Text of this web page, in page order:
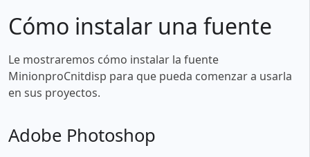
Cómo instalar una fuente
Le mostraremos cómo instalar la fuente
MinionproCnitdisp para que pueda comenzar a usarla
en sus proyectos.
Adobe Photoshop